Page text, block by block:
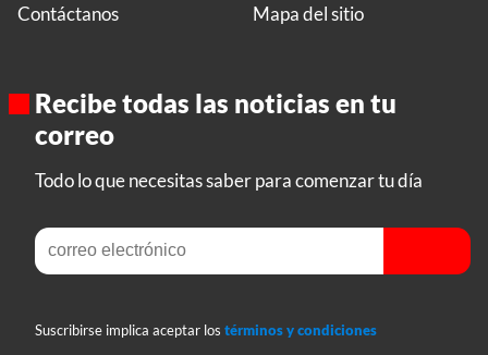
Contáctanos Mapa del sitio
Recibe todas las noticias en tu
correo
Todo lo que necesitas saber para comenzar tu día
Suscribirse implica aceptar los términos y condiciones